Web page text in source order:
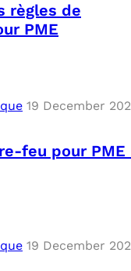
règles de
PME
19 December
feu pour PME
19 December